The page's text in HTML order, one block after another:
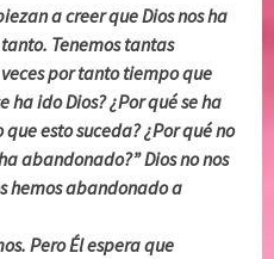
a creer que Dios nos ha
Tenemos tantas
por tanto tiempo que
ha ido Dios? ¿Por qué se ha
esto suceda? ¿Por qué no
abandonado?” Dios no nos
hemos abandonado a
Pero Él espera que